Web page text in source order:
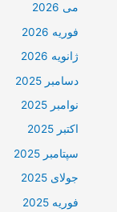
می 2026
فوریه 2026
ژانویه 2026
دسامبر 2025
نوامبر 2025
اکتبر 2025
سپتامبر 2025
جولای 2025
فوریه 2025